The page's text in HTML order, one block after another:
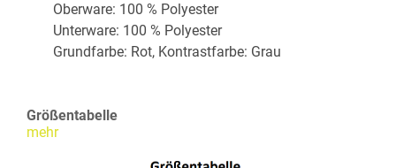
Oberware: 100 % Polyester
Unterware: 100 % Polyester
Grundfarbe: Rot, Kontrastfarbe: Grau
Größentabelle
mehr